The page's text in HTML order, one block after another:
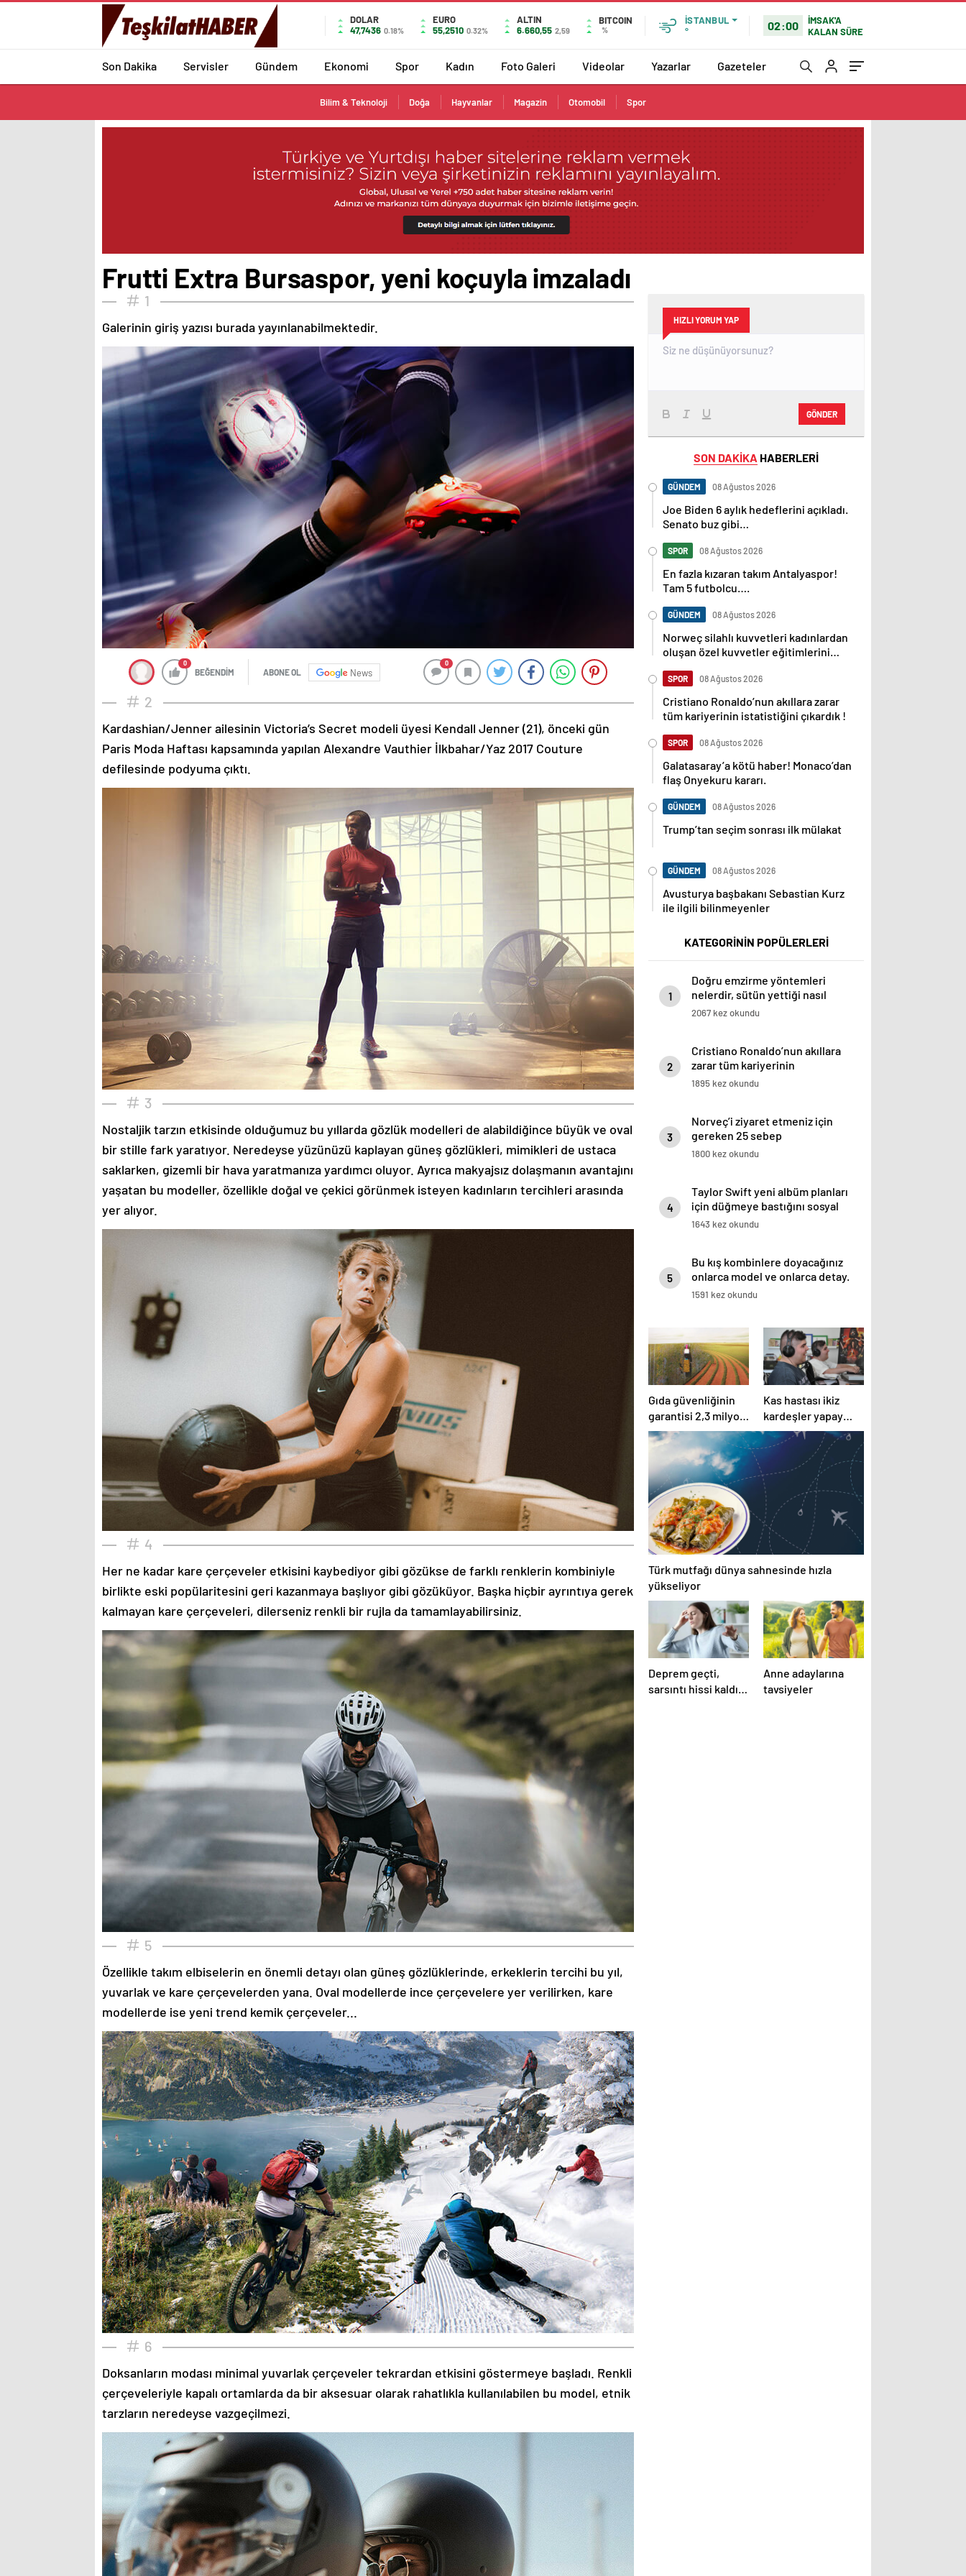
DOLAR
47,7436 0.18%
EURO
55,2510 0.32%
ALTIN
6.660,55 2,59
BITCOIN
%
İSTANBUL
°
02:00
İMSAK'A
KALAN SÜRE
Son Dakika Servisler Gündem Ekonomi Spor Kadın Foto Galeri Videolar Yazarlar Gazeteler
Bilim & Teknoloji Doğa Hayvanlar Magazin Otomobil Spor
Frutti Extra Bursaspor, yeni koçuyla imzaladı
1
Galerinin giriş yazısı burada yayınlanabilmektedir.
0
BEĞENDİM ABONE OL News
0
2
Kardashian/Jenner ailesinin Victoria’s Secret modeli üyesi Kendall Jenner (21), önceki gün
Paris Moda Haftası kapsamında yapılan Alexandre Vauthier İlkbahar/Yaz 2017 Couture
defilesinde podyuma çıktı.
3
Nostaljik tarzın etkisinde olduğumuz bu yıllarda gözlük modelleri de alabildiğince büyük ve oval
bir stille fark yaratıyor. Neredeyse yüzünüzü kaplayan güneş gözlükleri, mimikleri de ustaca
saklarken, gizemli bir hava yaratmanıza yardımcı oluyor. Ayrıca makyajsız dolaşmanın avantajını
yaşatan bu modeller, özellikle doğal ve çekici görünmek isteyen kadınların tercihleri arasında
yer alıyor.
4
Her ne kadar kare çerçeveler etkisini kaybediyor gibi gözükse de farklı renklerin kombiniyle
birlikte eski popülaritesini geri kazanmaya başlıyor gibi gözüküyor. Başka hiçbir ayrıntıya gerek
kalmayan kare çerçeveleri, dilerseniz renkli bir rujla da tamamlayabilirsiniz.
5
Özellikle takım elbiselerin en önemli detayı olan güneş gözlüklerinde, erkeklerin tercihi bu yıl,
yuvarlak ve kare çerçevelerden yana. Oval modellerde ince çerçevelere yer verilirken, kare
modellerde ise yeni trend kemik çerçeveler...
6
Doksanların modası minimal yuvarlak çerçeveler tekrardan etkisini göstermeye başladı. Renkli
çerçeveleriyle kapalı ortamlarda da bir aksesuar olarak rahatlıkla kullanılabilen bu model, etnik
tarzların neredeyse vazgeçilmezi.
HIZLI YORUM YAP
GÖNDER
SON DAKİKA HABERLERİ
GÜNDEM 08 Ağustos 2026
Joe Biden 6 aylık hedeflerini açıkladı.
Senato buz gibi…
SPOR 08 Ağustos 2026
En fazla kızaran takım Antalyaspor!
Tam 5 futbolcu….
GÜNDEM 08 Ağustos 2026
Norweç silahlı kuvvetleri kadınlardan
oluşan özel kuvvetler eğitimlerini
SPOR 08 Ağustos 2026
Cristiano Ronaldo’nun akıllara zarar
tüm kariyerinin istatistiğini çıkardık !
SPOR 08 Ağustos 2026
Galatasaray’a kötü haber! Monaco’dan
flaş Onyekuru kararı.
GÜNDEM 08 Ağustos 2026
Trump’tan seçim sonrası ilk mülakat
GÜNDEM 08 Ağustos 2026
Avusturya başbakanı Sebastian Kurz
ile ilgili bilinmeyenler
KATEGORİNİN POPÜLERLERİ
1
Doğru emzirme yöntemleri
nelerdir, sütün yettiği nasıl
anlaşılır?
2067 kez okundu
2
Cristiano Ronaldo’nun akıllara
zarar tüm kariyerinin
istatistiğini çıkardık !
1895 kez okundu
3
Norveç’i ziyaret etmeniz için
gereken 25 sebep
1800 kez okundu
4
Taylor Swift yeni albüm planları
için düğmeye bastığını sosyal
medyadan duyurdu!
1643 kez okundu
5
Bu kış kombinlere doyacağınız
onlarca model ve onlarca detay.
1591 kez okundu
Gıda güvenliğinin
garantisi 2,3 milyon
çiftçi
Kas hastası ikiz
kardeşler yapay
zekayla müzik
üretiyor
Türk mutfağı dünya sahnesinde hızla
yükseliyor
Deprem geçti,
sarsıntı hissi kaldı:
Anne adaylarına
tavsiyeler